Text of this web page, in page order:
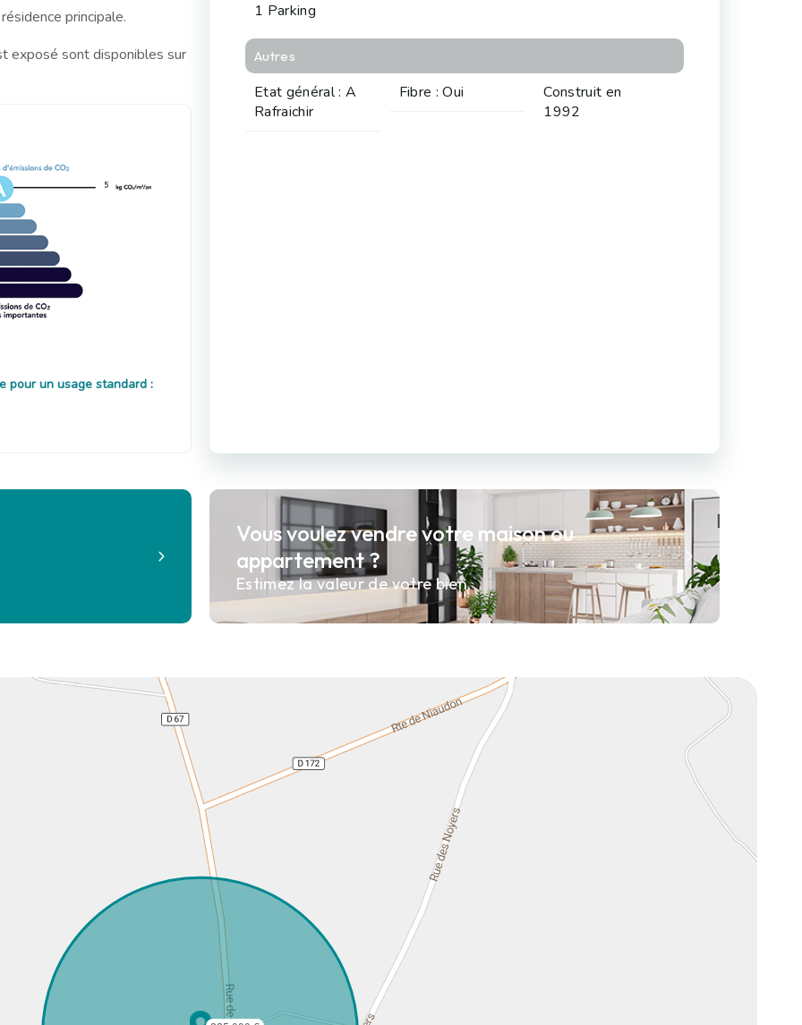
principale.
exposé sont disponibles sur
5
pour un usage standard :
1 Parking
Autres
Etat général : A
Rafraichir
Fibre : Oui
Construit en
1992
Vous voulez vendre votre maison ou
appartement ?
Estimez la valeur de votre bien.